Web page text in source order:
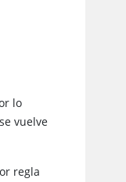
lo
vuelve
regla